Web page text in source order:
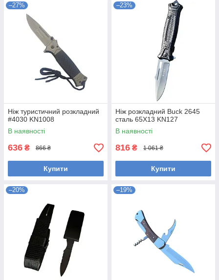
–27%
Ніж туристичний розкладний
#4030 KN1008
В наявності
636 ₴ 866 ₴
Купити
–23%
Ніж розкладний Buck 2645
сталь 65Х13 KN127
В наявності
816 ₴ 1 061 ₴
Купити
–20% –19%